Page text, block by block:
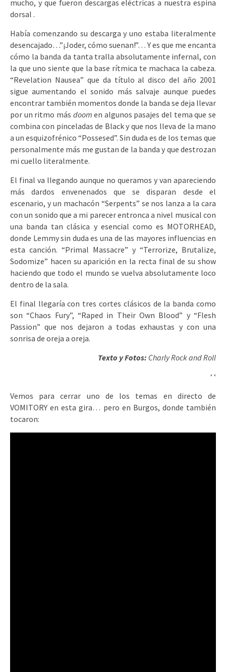
mucho, y que fueron descargas eléctricas a nuestra espina
dorsal .
Había comenzando su descarga y uno estaba literalmente
desencajado…”¡Joder, cómo suenan!”… Y es que me encanta
cómo la banda da tanta tralla absolutamente infernal, con
la que uno siente que la base rítmica te machaca la cabeza.
“Revelation Nausea” que da título al disco del año 2001
sigue aumentando el sonido más salvaje aunque puedes
encontrar también momentos donde la banda se deja llevar
por un ritmo más doom en algunos pasajes del tema que se
combina con pinceladas de Black y que nos lleva de la mano
a un esquizofrénico “Possesed”. Sin duda es de los temas que
personalmente más me gustan de la banda y que destrozan
mi cuello literalmente.
El final va llegando aunque no queramos y van apareciendo
más dardos envenenados que se disparan desde el
escenario, y un machacón “Serpents” se nos lanza a la cara
con un sonido que a mi parecer entronca a nivel musical con
una banda tan clásica y esencial como es MOTORHEAD,
donde Lemmy sin duda es una de las mayores influencias en
esta canción. “Primal Massacre” y “Terrorize, Brutalize,
Sodomize” hacen su aparición en la recta final de su show
haciendo que todo el mundo se vuelva absolutamente loco
dentro de la sala.
El final llegaría con tres cortes clásicos de la banda como
son “Chaos Fury”, “Raped in Their Own Blood” y “Flesh
Passion” que nos dejaron a todas exhaustas y con una
sonrisa de oreja a oreja.
Texto y Fotos: Charly Rock and Roll
‘ ‘
Vemos para cerrar uno de los temas en directo de
VOMITORY en esta gira… pero en Burgos, donde también
tocaron: